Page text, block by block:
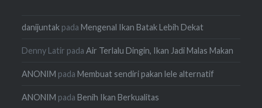
danijuntak padaMengenal Ikan Batak Lebih Dekat
Denny Latir padaAir Terlalu Dingin, Ikan Jadi Malas Makan
ANONIM padaMembuat sendiri pakan lele alternatif
ANONIM padaBenih Ikan Berkualitas